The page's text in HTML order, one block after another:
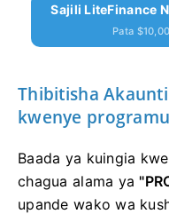
Sajili LiteFinance
Pata
Thibitisha
kwenye
Baada ya kuingia
chagua alama ya
upande wako wa